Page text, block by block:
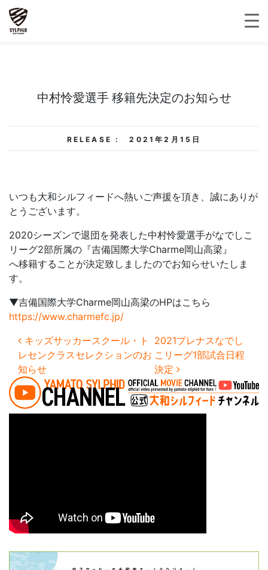
中村怜愛選手 移籍先決定のお知らせ
RELEASE : 2021年2月15日
いつも大和シルフィードへ熱いご声援を頂き、誠にありが
とうございます。
2020シーズンで退団を発表した中村怜愛選手がなでしこ
リーグ2部所属の『吉備国際大学Charme岡山高梁』
へ移籍することが決定致しましたのでお知らせいたしま
す。
▼吉備国際大学Charme岡山高梁のHPはこちら
https://www.charmefc.jp/
投稿ナビゲーション
キッズサッカースクール・ト
レセンクラスセレクションのお
知らせ
2021プレナスなでし
こリーグ1部試合日程
決定